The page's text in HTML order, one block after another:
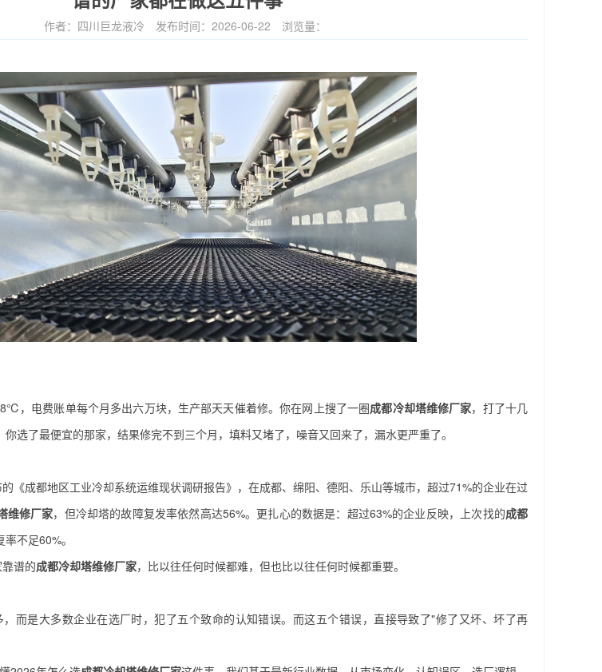
作者：四川巨龙液冷 发布时间：2026-06-22 浏览量：
，电费账单每个月多出六万块，生产部天天催着修。你在网上搜了一圈成都冷却塔维修厂家，打了十几
选了最便宜的那家，结果修完不到三个月，填料又堵了，噪音又回来了，漏水更严重了。
《成都地区工业冷却系统运维现状调研报告》，在成都、绵阳、德阳、乐山等城市，超过71%的企业在过
维修厂家，但冷却塔的故障复发率依然高达56%。更扎心的数据是：超过63%的企业反映，上次找的成都
不足60%。
谱的成都冷却塔维修厂家，比以往任何时候都难，但也比以往任何时候都重要。
，而是大多数企业在选厂时，犯了五个致命的认知错误。而这五个错误，直接导致了"修了又坏、坏了再